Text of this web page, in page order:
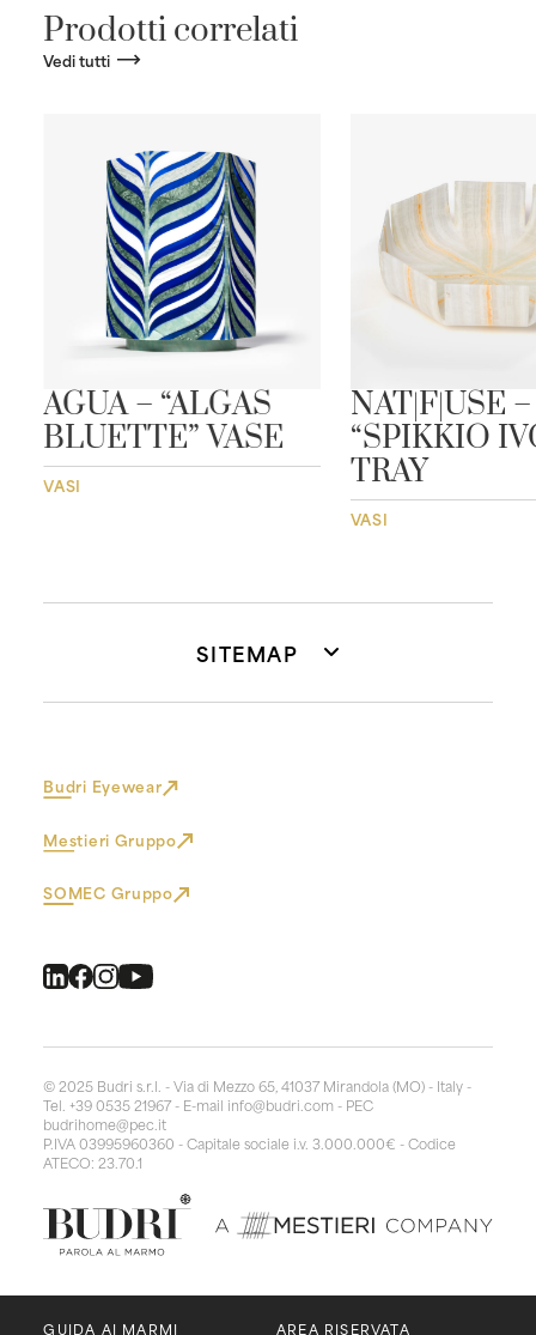
Prodotti correlati
Vedi tutti
AGUA – “ALGAS
BLUETTE” VASE
VASI
NAT|F|USE –
“SPIKKIO
TRAY
VASI
SITEMAP
Budri Eyewear
Mestieri Gruppo
SOMEC Gruppo
© 2025 Budri s.r.l. - Via di Mezzo 65, 41037 Mirandola (MO) - Italy -
Tel. +39 0535 21967 - E-mail info@budri.com - PEC
budrihome@pec.it
P.IVA 03995960360 - Capitale sociale i.v. 3.000.000€ - Codice
ATECO: 23.70.1
GUIDA AI MARMI AREA RISERVATA